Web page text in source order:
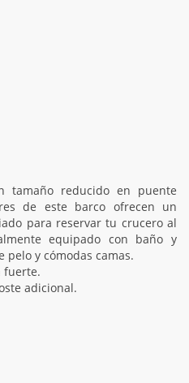
tamaño reducido en puente
de este barco ofrecen un
para reservar tu crucero al
equipado con baño y
pelo y cómodas camas.
fuerte.
adicional.